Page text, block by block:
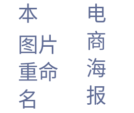
本
图片
重命
名
电
商
海
报